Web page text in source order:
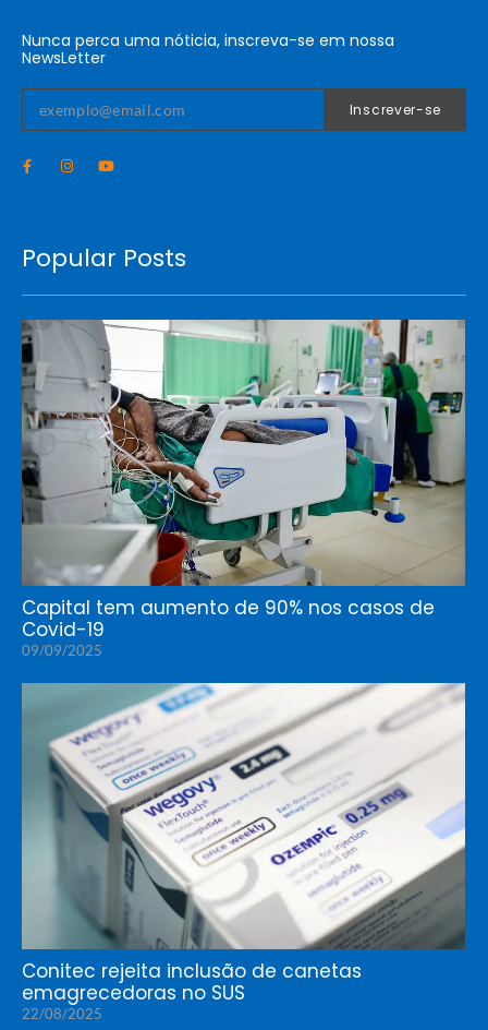
Nunca perca uma nóticia, inscreva-se em nossa
NewsLetter
Inscrever-se
Popular Posts
Capital tem aumento de 90% nos casos de
Covid-19
09/09/2025
Conitec rejeita inclusão de canetas
emagrecedoras no SUS
22/08/2025